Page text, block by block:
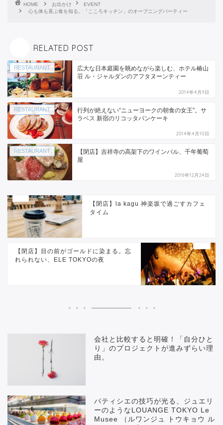
HOME お出かけ
EVENT
心も体も喜ぶ食を知る。「こころキッチン」のオープニングパーティー
RELATED POST
RESTAURANT
広大な日本庭園を眺めながら楽しむ、ホテル椿山
荘 ル・ジャルダンのアフタヌーンティー
2014年4月9日
RESTAURANT
行列が絶えない“ニューヨークの朝食の女王”。サ
ラベス 新宿のリコッタパンケーキ
2014年4月10日
RESTAURANT
【閉店】吉祥寺の高架下のワインバル、千年葡萄
屋
2016年12月24日
【閉店】la kagu 神楽坂で過ごすカフェ
タイム
【閉店】目の前がゴールドに染まる。忘
れられない、ELE TOKYOの夜
会社と比較すると明確！「自分ひと
り」のプロジェクトが進みずらい理
由。
パティシエの技巧が光る、ジュエリ
ーのようなLOUANGE TOKYO Le
Musee （ルワンジュ トウキョウ ル